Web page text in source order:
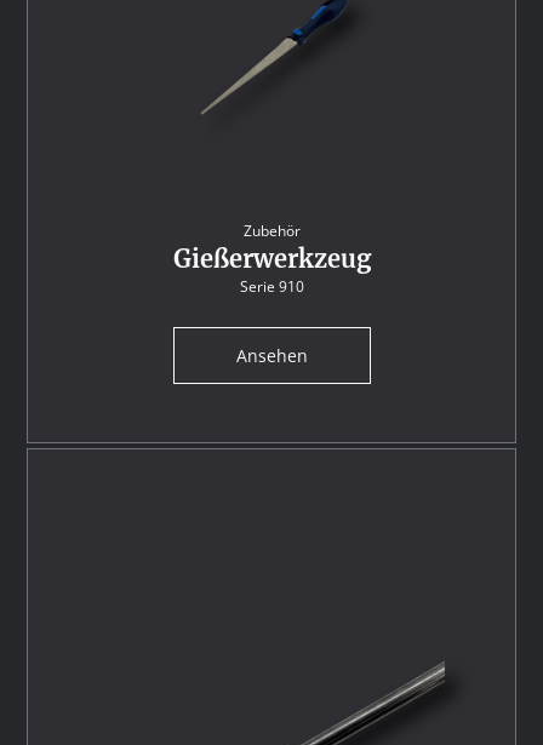
Zubehör
Gießerwerkzeug
Serie 910
Ansehen